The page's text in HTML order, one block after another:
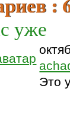
уже
Это